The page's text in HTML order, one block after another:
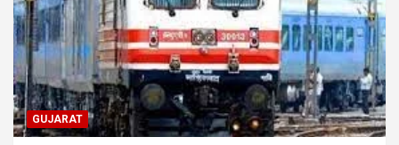
GUJARAT